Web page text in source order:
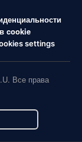
cookie
settings
Все права